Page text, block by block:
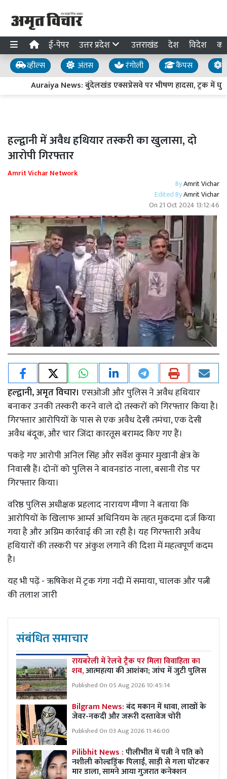
ई-पेपर उत्तर प्रदेश उत्तराखंड देश विदेश
व्हील्स अंतस रंगोली कैंपस
Auraiya News: बुंदेलखंड एक्सप्रेसवे पर भीषण हादसा, ट्रक में
हल्द्वानी में अवैध हथियार तस्करी का खुलासा, दो
आरोपी गिरफ्तार
Amrit Vichar Network
ByAmrit Vichar
Edited ByAmrit Vichar
On 21 Oct 2024 13:12:46
हल्द्वानी, अमृत विचार। एसओजी और पुलिस ने अवैध हथियार
बनाकर उनकी तस्करी करने वाले दो तस्करों को गिरफ्तार किया है।
गिरफ्तार आरोपियों के पास से एक अवैध देसी तमंचा, एक देसी
अवैध बंदूक, और चार जिंदा कारतूस बरामद किए गए हैं।
पकड़े गए आरोपी अनिल सिंह और सर्वेश कुमार मुखानी क्षेत्र के
निवासी हैं। दोनों को पुलिस ने बावनडांठ नाला, बसानी रोड पर
गिरफ्तार किया।
वरिष्ठ पुलिस अधीक्षक प्रहलाद नारायण मीणा ने बताया कि
आरोपियों के खिलाफ आर्म्स अधिनियम के तहत मुकदमा दर्ज किया
गया है और अग्रिम कार्रवाई की जा रही है। यह गिरफ्तारी अवैध
हथियारों की तस्करी पर अंकुश लगाने की दिशा में महत्वपूर्ण कदम
है।
यह भी पढ़ें -ऋषिकेश में ट्रक गंगा नदी में समाया, चालक और पत्नी
की तलाश जारी
संबंधित समाचार
रायबरेली में रेलवे ट्रैक पर मिला विवाहिता का
शव,आत्महत्या की आशंका; जांच में जुटी पुलिस
Published On 05 Aug 2026 10:45:14
Bilgram News:बंद मकान में धावा, लाखों के
जेवर-नकदी और जरूरी दस्तावेज चोरी
Published On 03 Aug 2026 11:46:00
Pilibhit News :पीलीभीत में पत्नी ने पति को
नशीली कोल्डड्रिंक पिलाई, साड़ी से गला घोंटकर
मार डाला, सामने आया गुजरात कनेक्शन